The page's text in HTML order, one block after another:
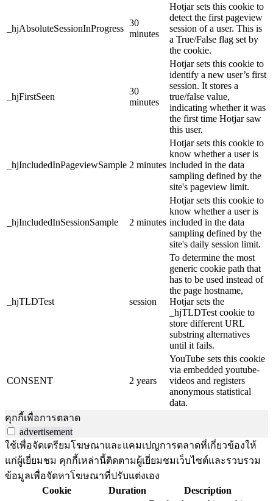
_hjAbsoluteSessionInProgress
30
minutes
Hotjar sets this cookie to
detect the first pageview
session of a user. This is
a True/False flag set by
the cookie.
_hjFirstSeen
30
minutes
Hotjar sets this cookie to
identify a new user’s first
session. It stores a
true/false value,
indicating whether it was
the first time Hotjar saw
this user.
_hjIncludedInPageviewSample 2 minutes
Hotjar sets this cookie to
know whether a user is
included in the data
sampling defined by the
site's pageview limit.
_hjIncludedInSessionSample 2 minutes
Hotjar sets this cookie to
know whether a user is
included in the data
sampling defined by the
site's daily session limit.
_hjTLDTest session
To determine the most
generic cookie path that
has to be used instead of
the page hostname,
Hotjar sets the
_hjTLDTest cookie to
store different URL
substring alternatives
until it fails.
CONSENT 2 years
YouTube sets this cookie
via embedded youtube-
videos and registers
anonymous statistical
data.
คุกกี้เพื่อการตลาด
advertisement
ใช้เพื่อจัดเตรียมโฆษณาและแคมเปญการตลาดที่เกี่ยวข้องให้
แก่ผู้เยี่ยมชม คุกกี้เหล่านี้ติดตามผู้เยี่ยมชมเว็บไซต์และรวบรวม
ข้อมูลเพื่อจัดหาโฆษณาที่ปรับแต่งเอง
Cookie
Duration Description